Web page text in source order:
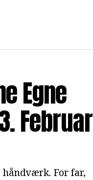
Egne
Februar
håndværk. For far,